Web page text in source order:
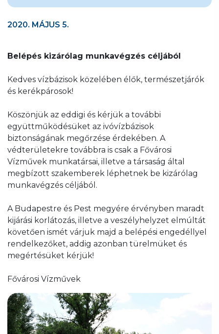
2020. MÁJUS 5.
Belépés kizárólag munkavégzés céljából
Kedves vízbázisok közelében élők, természetjárók
és kerékpárosok!
Köszönjük az eddigi és kérjük a további
együttműködésüket az ivóvízbázisok
biztonságának megőrzése érdekében. A
védterületekre továbbra is csak a Fővárosi
Vízművek munkatársai, illetve a társaság által
megbízott szakemberek léphetnek be kizárólag
munkavégzés céljából.
A Budapestre és Pest megyére érvényben maradt
kijárási korlátozás, illetve a veszélyhelyzet elmúltát
követően ismét várjuk majd a belépési engedéllyel
rendelkezőket, addig azonban türelmüket és
megértésüket kérjük!
Fővárosi Vízművek